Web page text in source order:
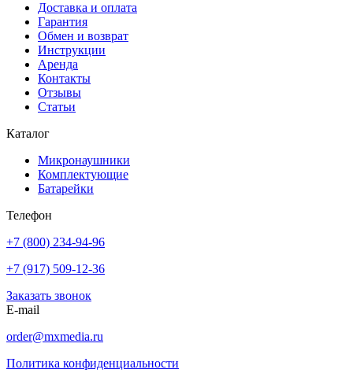
Доставка и оплата
Гарантия
Обмен и возврат
Инструкции
Аренда
Контакты
Отзывы
Статьи
Каталог
Микронаушники
Комплектующие
Батарейки
Телефон
+7 (800) 234-94-96
+7 (917) 509-12-36
Заказать звонок
E-mail
order@mxmedia.ru
Политика конфиденциальности